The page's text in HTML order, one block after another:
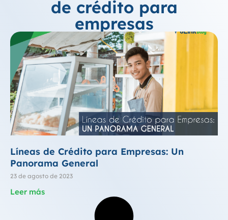
de crédito para
empresas
Líneas de Crédito para Empresas: Un
Panorama General
23 de agosto de 2023
Leer más